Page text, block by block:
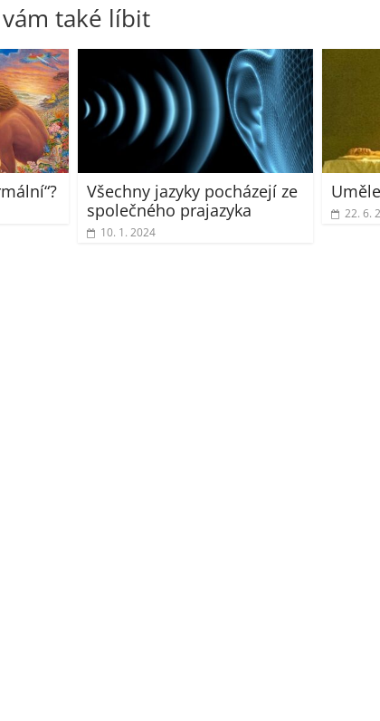
také líbit
Všechny jazyky pocházejí ze
společného prajazyka
10. 1. 2024
22. 6.